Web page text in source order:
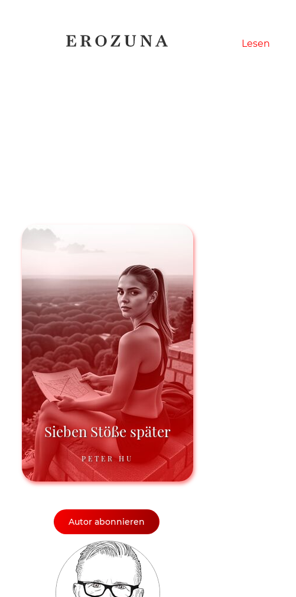
Navigation
Lesen
Sieben Stöße später
PETER HU
Autor abonnieren